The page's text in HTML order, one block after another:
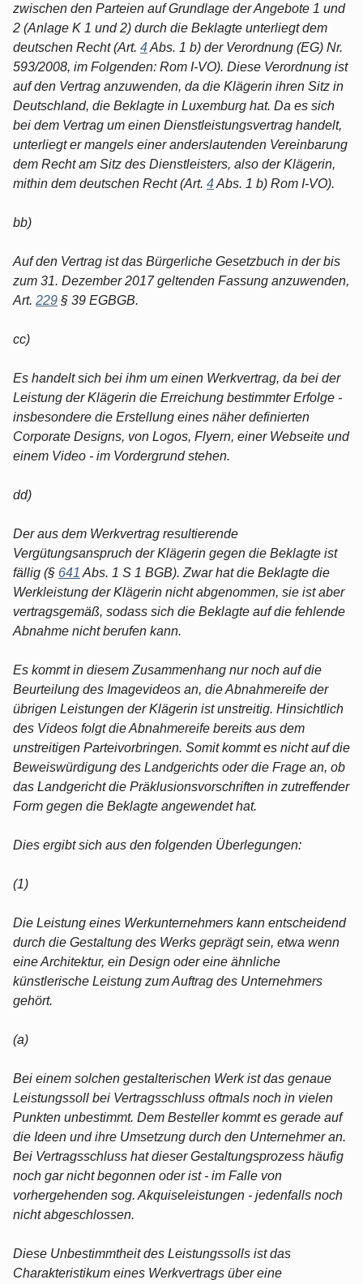
zwischen den Parteien auf Grundlage der Angebote 1 und
2 (Anlage K 1 und 2) durch die Beklagte unterliegt dem
deutschen Recht (Art. 4Abs. 1 b) der Verordnung (EG) Nr.
593/2008, im Folgenden: Rom I-VO). Diese Verordnung ist
auf den Vertrag anzuwenden, da die Klägerin ihren Sitz in
Deutschland, die Beklagte in Luxemburg hat. Da es sich
bei dem Vertrag um einen Dienstleistungsvertrag handelt,
unterliegt er mangels einer anderslautenden Vereinbarung
dem Recht am Sitz des Dienstleisters, also der Klägerin,
mithin dem deutschen Recht (Art. 4Abs. 1 b) Rom I-VO).
bb)
Auf den Vertrag ist das Bürgerliche Gesetzbuch in der bis
zum 31. Dezember 2017 geltenden Fassung anzuwenden,
Art. 229 § 39 EGBGB.
cc)
Es handelt sich bei ihm um einen Werkvertrag, da bei der
Leistung der Klägerin die Erreichung bestimmter Erfolge -
insbesondere die Erstellung eines näher definierten
Corporate Designs, von Logos, Flyern, einer Webseite und
einem Video - im Vordergrund stehen.
dd)
Der aus dem Werkvertrag resultierende
Vergütungsanspruch der Klägerin gegen die Beklagte ist
fällig (§ 641 Abs. 1 S 1 BGB). Zwar hat die Beklagte die
Werkleistung der Klägerin nicht abgenommen, sie ist aber
vertragsgemäß, sodass sich die Beklagte auf die fehlende
Abnahme nicht berufen kann.
Es kommt in diesem Zusammenhang nur noch auf die
Beurteilung des Imagevideos an, die Abnahmereife der
übrigen Leistungen der Klägerin ist unstreitig. Hinsichtlich
des Videos folgt die Abnahmereife bereits aus dem
unstreitigen Parteivorbringen. Somit kommt es nicht auf die
Beweiswürdigung des Landgerichts oder die Frage an, ob
das Landgericht die Präklusionsvorschriften in zutreffender
Form gegen die Beklagte angewendet hat.
Dies ergibt sich aus den folgenden Überlegungen:
(1)
Die Leistung eines Werkunternehmers kann entscheidend
durch die Gestaltung des Werks geprägt sein, etwa wenn
eine Architektur, ein Design oder eine ähnliche
künstlerische Leistung zum Auftrag des Unternehmers
gehört.
(a)
Bei einem solchen gestalterischen Werk ist das genaue
Leistungssoll bei Vertragsschluss oftmals noch in vielen
Punkten unbestimmt. Dem Besteller kommt es gerade auf
die Ideen und ihre Umsetzung durch den Unternehmer an.
Bei Vertragsschluss hat dieser Gestaltungsprozess häufig
noch gar nicht begonnen oder ist - im Falle von
vorhergehenden sog. Akquiseleistungen - jedenfalls noch
nicht abgeschlossen.
Diese Unbestimmtheit des Leistungssolls ist das
Charakteristikum eines Werkvertrags über eine